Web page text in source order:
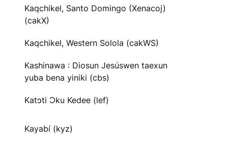
Kaqchikel, Santo Domingo (Xenacoj)
(cakX)
Kaqchikel, Western Solola (cakWS)
Kashinawa : Diosun Jesúswen taexun
yuba bena yiniki (cbs)
Katɔti Ɔku Kedee (lef)
Kayabí (kyz)